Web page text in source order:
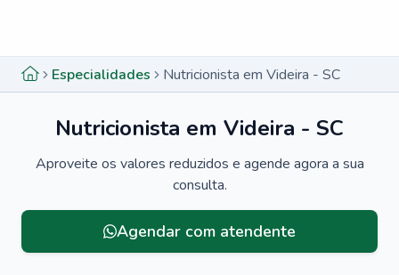
Especialidades Nutricionista em Videira - SC
Nutricionista em Videira - SC
Aproveite os valores reduzidos e agende agora a sua
consulta.
Agendar com atendente